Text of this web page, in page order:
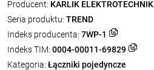
Producent: KARLIK ELEKTROTECHNIK
Seria produktu: TREND
Indeks producenta: 7WP-1
Indeks TIM: 0004-00011-69829
Kategoria: Łączniki pojedyncze